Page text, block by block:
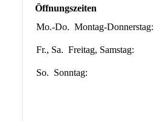
Öffnungszeiten
Mo.-Do. Montag-Donnerstag:
Fr., Sa. Freitag, Samstag:
So. Sonntag: